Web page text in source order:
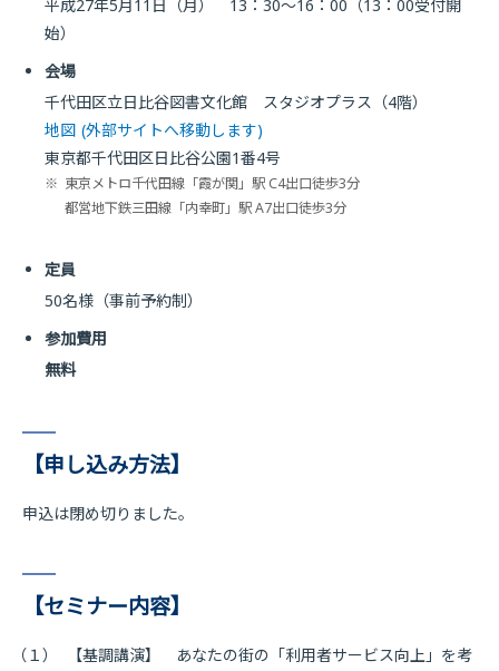
平成27年5月11日（月） 13：30〜16：00（13：00受付開
始）
会場
千代田区立日比谷図書文化館 スタジオプラス（4階）
地図 (外部サイトへ移動します)
東京都千代田区日比谷公園1番4号
※ 東京メトロ千代田線「霞が関」駅 C4出口徒歩3分
都営地下鉄三田線「内幸町」駅 A7出口徒歩3分
定員
50名様（事前予約制）
参加費用
無料
【申し込み方法】
申込は閉め切りました。
【セミナー内容】
（１）
【基調講演】 あなたの街の「利用者サービス向上」を考